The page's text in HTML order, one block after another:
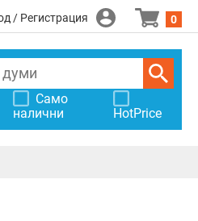
/ Регистрация 0
Само
налични
HotPrice